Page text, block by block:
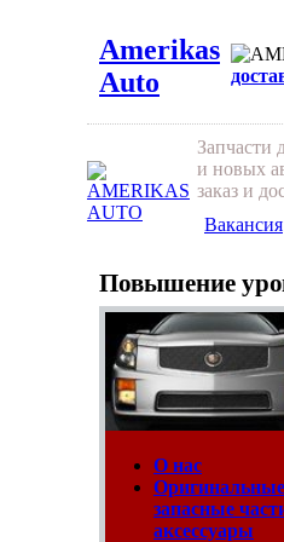
Amerikas
Auto
Запчасти
и новых
заказ и
Вакансия
Повышение
О нас
Оригинальные
запасные
аксессуары